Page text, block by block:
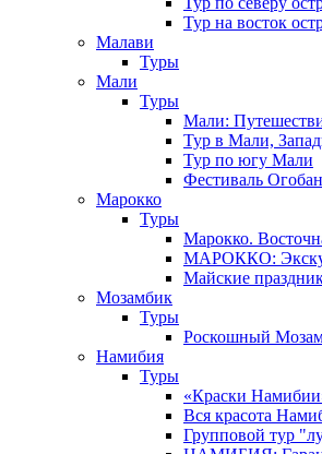
Тур на восток
Малави
Туры
Мали
Туры
Мали:
Тур в Мали,
Тур по югу Мали
Фестиваль
Марокко
Туры
Марокко.
МАРОККО:
Майские
Мозамбик
Туры
Роскошный
Намибия
Туры
«Краски
Вся красота
Групповой тур